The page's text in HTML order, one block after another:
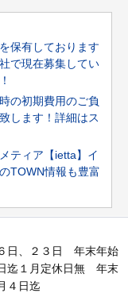
保有しております
で現在募集してい
の初期費用のご負
します！詳細はス
ティア【ietta】イ
TOWN情報も豊富
日、２３日 年末年始
迄１月定休日無 年末
４日迄